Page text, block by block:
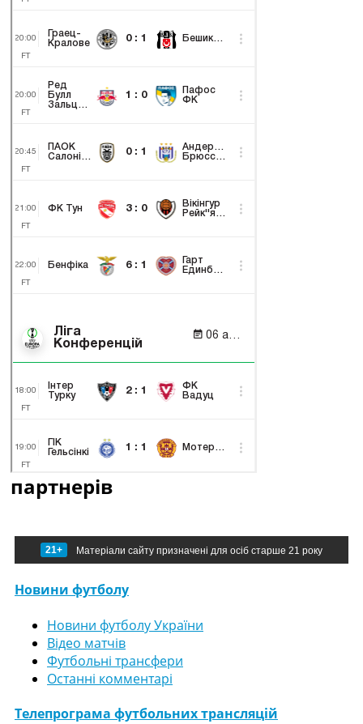
партнерів
21+ Матеріали сайту призначені для осіб старше 21 року
Новини футболу
Новини футболу України
Відео матчів
Футбольні трансфери
Останні комментарі
Телепрограма футбольних трансляцій